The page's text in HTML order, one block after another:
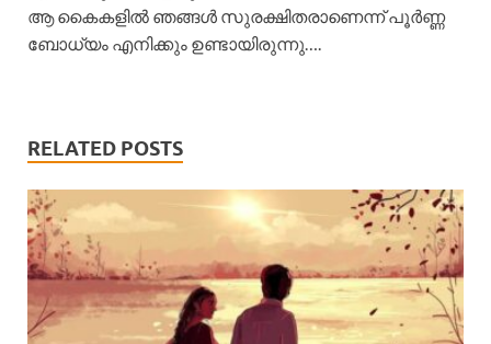
ആ കൈകളിൽ ഞങ്ങൾ സുരക്ഷിതരാണെന്ന് പൂർണ്ണ
ബോധ്യം എനിക്കും ഉണ്ടായിരുന്നു….
RELATED POSTS